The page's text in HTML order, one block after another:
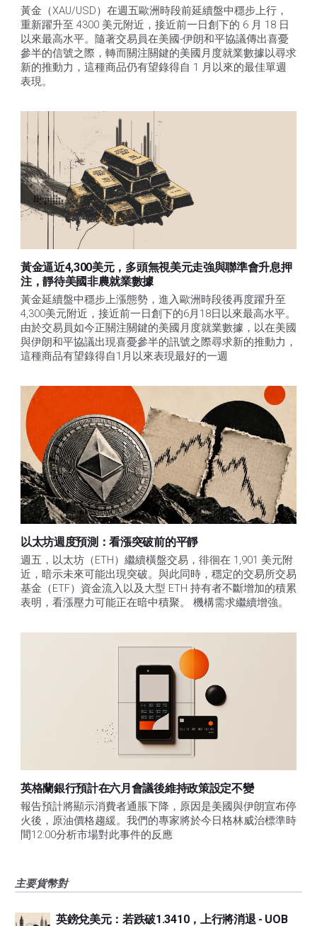
黃金（XAU/USD）在週五歐洲時段前延續盤中穩步上行，
重新躍升至 4300 美元附近，接近前一日創下的 6 月 18 日
以來最高水平。隨著交易員在美國-伊朗和平協議傳出喜憂
參半的信號之際，轉而關注關鍵的美國月度就業數據以尋求
新的推動力，這種商品仍有望錄得自 1 月以來的最佳單週
表現。
黃金逼近4,300美元，多頭無視美元走強與聯準會升息押
注，靜待美國非農就業數據
黃金延續盤中穩步上漲態勢，進入歐洲時段後再度躍升至
4,300美元附近，接近前一日創下的6月18日以來最高水平。
由於交易員如今正關注關鍵的美國月度就業數據，以在美國
與伊朗和平協議出現喜憂參半的訊號之際尋求新的推動力，
這種商品有望錄得自1月以來表現最好的一週
以太坊週度預測：看漲突破前的平靜
週五，以太坊（ETH）繼續橫盤交易，徘徊在 1,901 美元附
近，暗示未來可能出現突破。與此同時，穩定的交易所交易
基金（ETF）資金流入以及大型 ETH 持有者不斷增加的積累
表明，看漲壓力可能正在暗中積聚。 機構需求繼續增強。
英格蘭銀行預計在六月會議後維持政策設定不變
報告預計將顯示消費者通脹下降，原因是美國與伊朗宣布停
火後，原油價格趨緩。我們的專家將於今日格林威治標準時
間12:00分析市場對此事件的反應
主要貨幣對
英鎊兌美元：若跌破1.3410，上行將消退 - UOB